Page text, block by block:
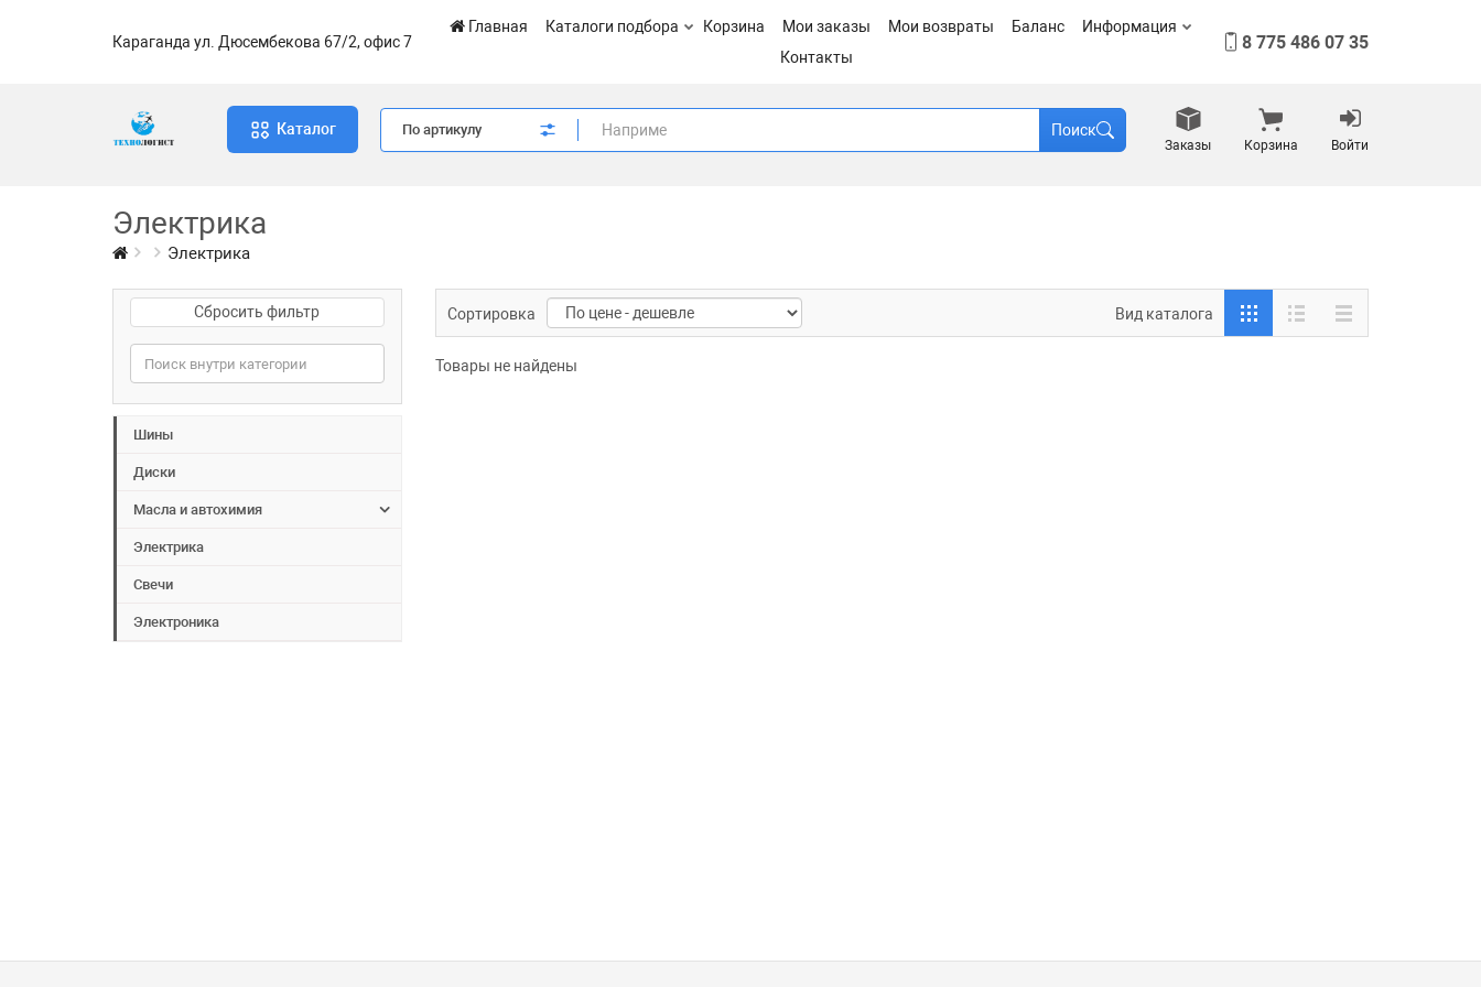
Караганда ул. Дюсембекова 67/2, офис 7
Главная Каталоги подбора Корзина Мои заказы Мои возвраты Баланс
Информация
Контакты
8 775 486 07 35
Каталог По артикулу Поиск
Заказы Корзина Войти
Электрика
Электрика
Сбросить фильтр
Шины
Диски
Масла и автохимия
Электрика
Свечи
Электроника
Сортировка Вид каталога
Товары не найдены